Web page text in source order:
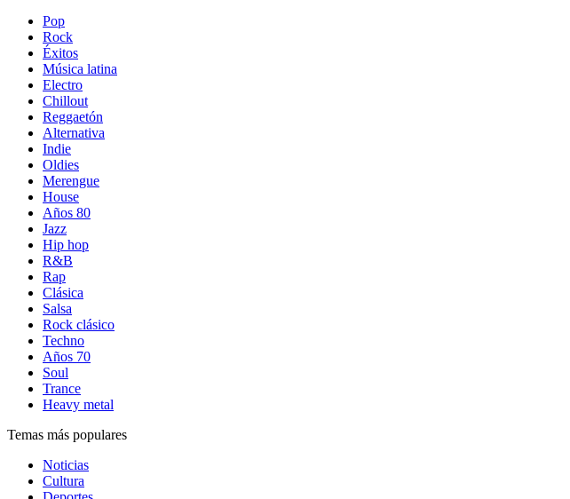
Pop
Rock
Éxitos
Música latina
Electro
Chillout
Reggaetón
Alternativa
Indie
Oldies
Merengue
House
Años 80
Jazz
Hip hop
R&B
Rap
Clásica
Salsa
Rock clásico
Techno
Años 70
Soul
Trance
Heavy metal
Temas más populares
Noticias
Cultura